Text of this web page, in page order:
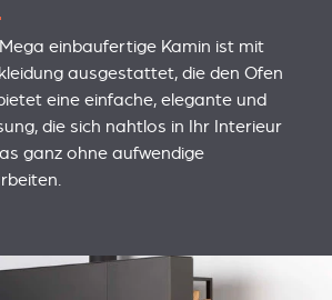
einbaufertige Kamin ist mit
ausgestattet, die den Ofen
eine einfache, elegante und
die sich nahtlos in Ihr Interieur
ganz ohne aufwendige